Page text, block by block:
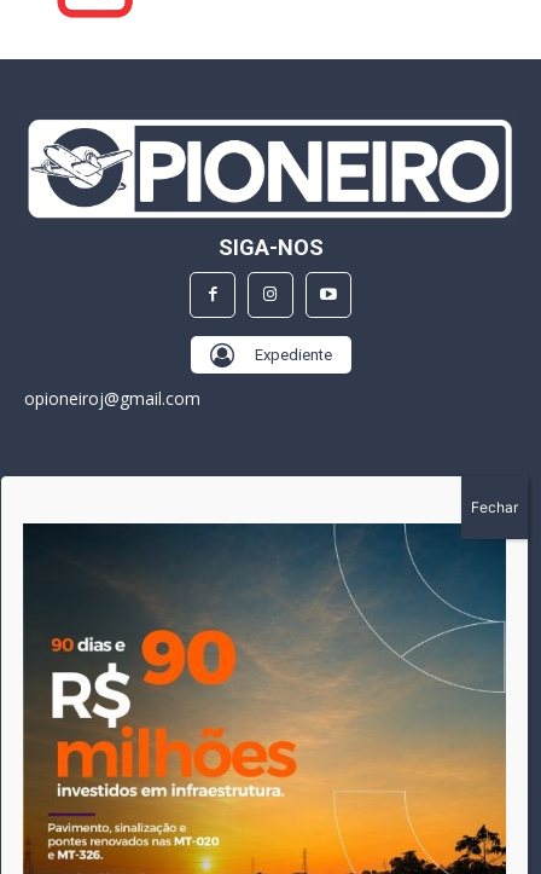
SIGA-NOS
Expediente
opioneiroj@gmail.com
A história do Pioneiro inicia em fevereiro de 2005 em
Canarana - MT, na época, como um jornal impresso semanal,
que chegou a possuir mil assinantes. Durante 15 anos, foram
publicadas 691 edições que narraram os acontecimentos
políticos, policiais e cotidianos de Canarana e região. Fiel a sua
origem, pautado sempre pela busca incessante da
imparcialidade, faz jus a sua logo, com o característico "avião
da praça" de Canarana, sendo o símbolo do
comprometimento deste veículo de comunicação com o
relato dos fatos neste município. Em 06 de dezembro de 2019
circulou a última edição impressa do jornal, que desde então
tem veiculação exclusivamente online.